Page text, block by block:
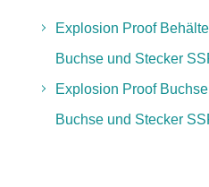
Explosion Proof
Buchse und Stecker
Explosion Proof
Buchse und Stecker